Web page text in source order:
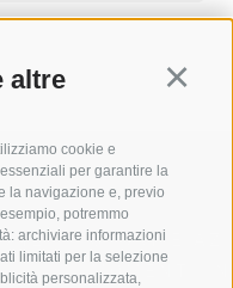
altre
cookie e
per garantire la
la navigazione e, previo
potremmo
archiviare informazioni
limitati per la selezione
personalizzata,
SPORT E
MOMENTI